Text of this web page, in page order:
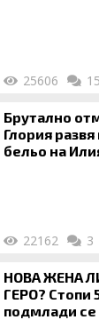
25606 15
Брутално
Глория
бельо на
22162 3
НОВА ЖЕНА
ГЕРО? Стопи
подмлади се